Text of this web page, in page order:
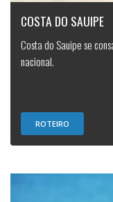
COSTA DO SAUIPE
Costa do Sauipe se
nacional.
ROTEIRO